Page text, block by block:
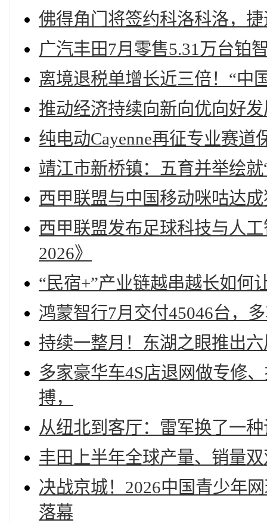
佛得角门将签约科洛科洛，
广汽丰田7月零售5.31万台铂
离境退税单增长近三倍！“中
推动经济持续向新向优向好
纯电动Cayenne再征专业赛
靖江市新桥镇：五育并举绘
西甲联盟与中国移动咪咕达
西甲联盟发布足球科技与人工
2026》
“民宿+”产业链越串越长如何
鸿蒙智行7月交付45046台，
持续一整月！东湖之眼推出
多家豪华车4S店退网做专修
搏，
从纽北到客厅：雷军换了一
丰田上半年全球产量、销量
决战京城！2026中国青少年
落幕